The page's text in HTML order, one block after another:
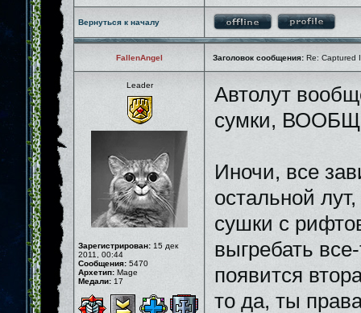
Вернуться к началу
FallenAngel Заголовок сообщения: Re: Captured
Leader
Зарегистрирован: 15 дек
2011, 00:44
Сообщения: 5470
Архетип: Mage
Медали: 17
Автолут
сумки,
Иночи, все
остальной
сушки с
выгребать
появится
то да, ты